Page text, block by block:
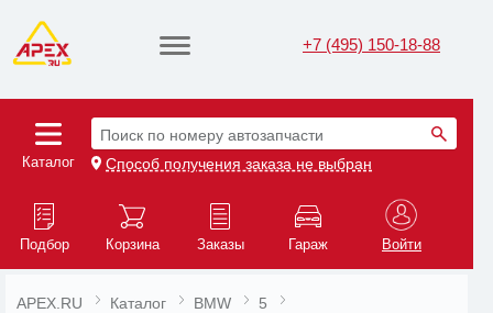
+7 (495) 150-18-88
Каталог
Поиск по номеру автозапчасти
Способ получения заказа не выбран
Подбор Корзина Заказы Гараж Войти
APEX.RU Каталог BMW
5